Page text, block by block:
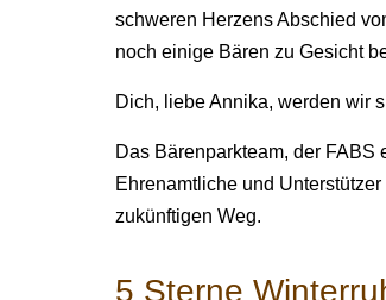
schweren Herzens Abschied
noch einige Bären zu Gesicht
Dich, liebe Annika, werden wir
Das Bärenparkteam, der FABS
Ehrenamtliche und
zukünftigen Weg.
5 Sterne